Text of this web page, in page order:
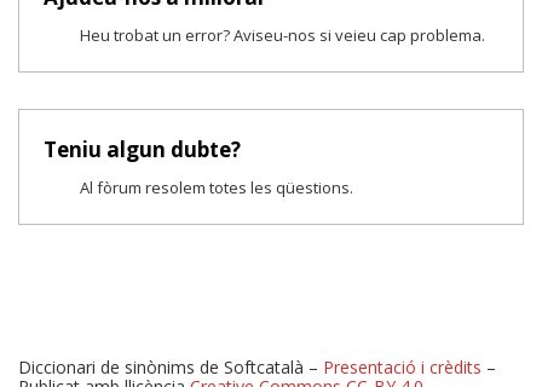
Heu trobat un error? Aviseu-nos si veieu cap problema.
Teniu algun dubte?
Al fòrum resolem totes les qüestions.
Diccionari de sinònims de Softcatalà – Presentació i crèdits –